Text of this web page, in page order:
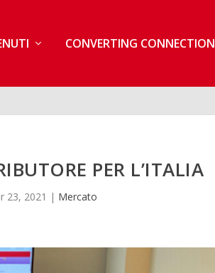
CONVERTING CONNECTION
PER L’ITALIA
23, 2021 | Mercato